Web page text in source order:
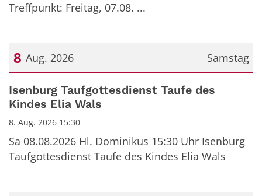
Treffpunkt: Freitag, 07.08. ...
Samstag
8 Aug. 2026
Datum: 8. August 2026
Isenburg Taufgottesdienst Taufe des
Kindes Elia Wals
8. Aug. 2026 15:30
Sa 08.08.2026 Hl. Dominikus 15:30 Uhr Isenburg
Taufgottesdienst Taufe des Kindes Elia Wals